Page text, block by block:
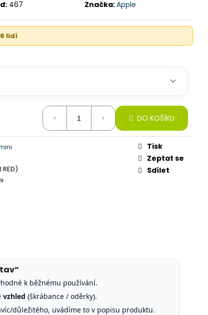
467 Značka:Apple
6 lidí
DO KOŠÍKU
Tisk
Zeptat se
Sdílet
k běžnému používání.
vzhled (škrábance / oděrky).
důležitého, uvádíme to v popisu produktu.
(STAV A)